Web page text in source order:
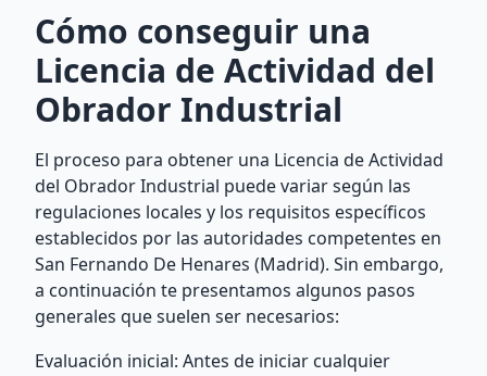
Cómo conseguir una
Licencia de Actividad del
Obrador Industrial
El proceso para obtener una Licencia de Actividad
del Obrador Industrial puede variar según las
regulaciones locales y los requisitos específicos
establecidos por las autoridades competentes en
San Fernando De Henares (Madrid). Sin embargo,
a continuación te presentamos algunos pasos
generales que suelen ser necesarios:
Evaluación inicial: Antes de iniciar cualquier